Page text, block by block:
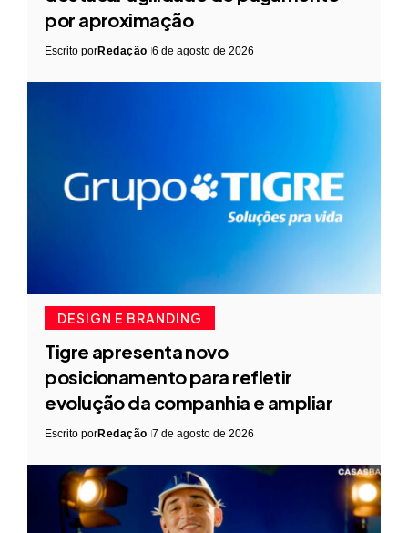
por aproximação
Escrito porRedação 6 de agosto de 2026
DESIGN E BRANDING
Tigre apresenta novo
posicionamento para refletir
evolução da companhia e ampliar
Escrito porRedação 7 de agosto de 2026